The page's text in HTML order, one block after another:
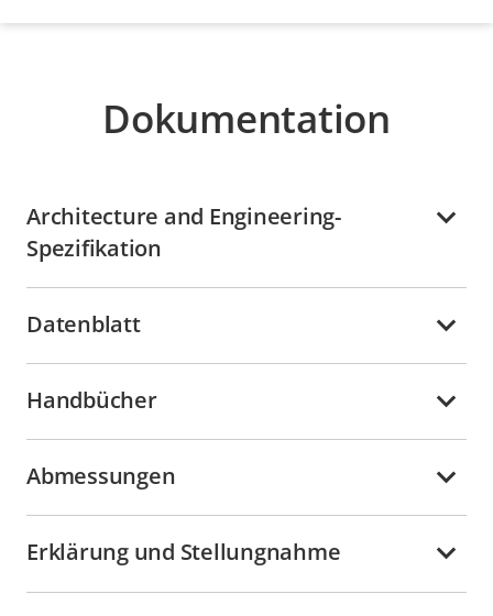
Dokumentation
Architecture and Engineering-
Spezifikation
Datenblatt
Handbücher
Abmessungen
Erklärung und Stellungnahme